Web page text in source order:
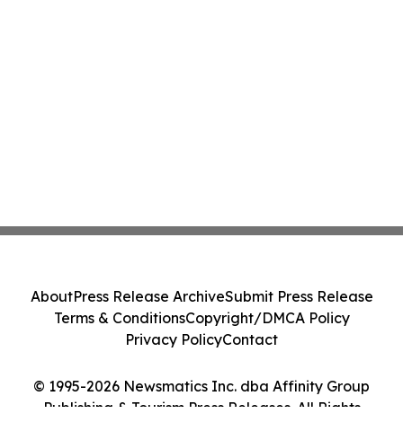
© 1995-2026 Newsmatics Inc. dba Affinity Group
Publishing & Tourism Press Releases. All Rights
AboutPress Release ArchiveSubmit Press Release
Terms & ConditionsCopyright/DMCA Policy
Privacy PolicyContact